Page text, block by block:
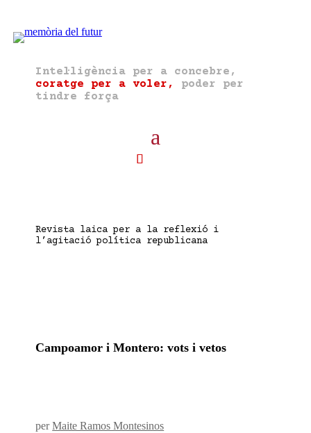
Intel·ligència per a concebre,
coratge per a voler,
poder per
tindre força
Revista laica per a la reflexió i
l’agitació política republicana
Campoamor i Montero: vots i vetos
perMaite Ramos Montesinos